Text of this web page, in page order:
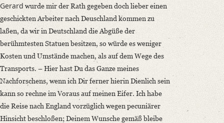
Gerard wurde mir der Rath gegeben doch lieber einen
geschickten Arbeiter nach Deuschland kommen zu
laßen, da wir in Deutschland die Abgüße der
berühmtesten Statuen besitzen, so würde es weniger
Kosten und Umstände machen, als auf dem Wege des
Transports. – Hier hast Du das Ganze meines
Nachforschens, wenn ich Dir ferner hierin Dienlich sein
kann so rechne im Voraus auf meinen Eifer. Ich habe
die Reise nach England vorzüglich wegen pecuniärer
Hinsicht beschloßen; Deinem Wunsche gemäß bleibe